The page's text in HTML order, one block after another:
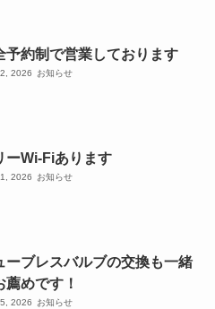
予約制で営業しております
2026 お知らせ
ーWi-Fiあります
2026 お知らせ
ーブレスバルブの交換も一緒
薦めです！
2026 お知らせ